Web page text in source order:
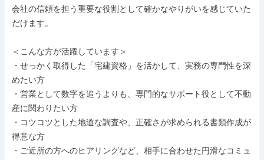
会社の信頼を担う重要な役割として確かなやりがいを感じていた
だけます。
＜こんな方が活躍しています＞
・せっかく取得した「宅建資格」を活かして、実務の専門性を深
めたい方
・営業として数字を追うよりも、専門的なサポート役として不動
産に関わりたい方
・コツコツとした地道な調査や、正確さが求められる書類作成が
得意な方
・ご近所の方へのヒアリングなど、相手に合わせた円滑なコミュ